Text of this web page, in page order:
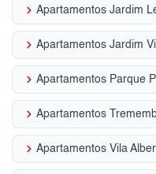
keyboard_arrow_right Apartamentos Jardim
keyboard_arrow_right Apartamentos Jardim
keyboard_arrow_right Apartamentos Parque
keyboard_arrow_right Apartamentos
keyboard_arrow_right Apartamentos Vila